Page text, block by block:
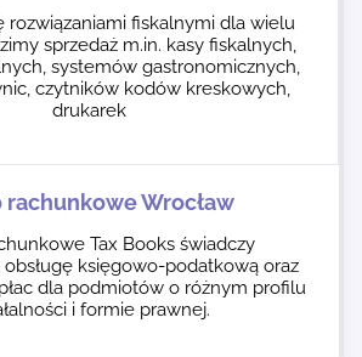
rozwiązaniami fiskalnymi dla wielu
sprzedaż m.in. kasy fiskalnych,
systemów gastronomicznych,
czytników kodów kreskowych,
drukarek
rachunkowe Wrocław
Tax Books świadczy
księgowo-podatkową oraz
dla podmiotów o różnym profilu
i formie prawnej.